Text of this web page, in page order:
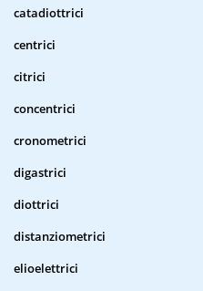
catadiottrici
centrici
citrici
concentrici
cronometrici
digastrici
diottrici
distanziometrici
elioelettrici